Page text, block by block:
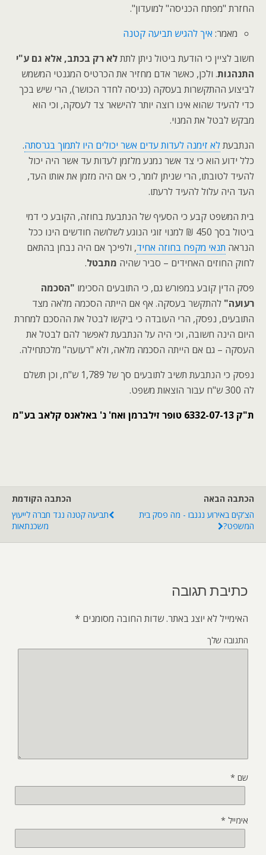
החזרת "מפתח הכניסה" למועדון".
מאמר: איך להגיש תביעה קטנה
חשוב לציין כי הודעת ביטול ניתן לתתלא רק בכתב, אלא גם ע"י
התנהגות. ולכן, כאשר אדם מחזיר את הכרטיס המגנטי המשמש
לביצוע ההתקשרות בעסקה (כניסה לחדר הכושר), הרי שיש בכך
כדי להעיד שהוא אינו רוצה יותר להישאר צד לעסקה, וכי הוא
מבקש לבטל את המנוי.
הנתבעתלא זימנה לעדות עדים אשר יכולים היו לתמוך בגרסתה.
כלל ידוע הוא כי צד אשר נמנע מלזמן לעדות עד אשר היה יכול
להעיד לטובתו, הרי שניתן לומר, כי אם היה מזמן את אותו העד,
העד היה עלול להעיד לרעתו.
בית המשפט קבע כי הסעיף של הנתבעת בחוזה, הקובע כי דמי
ביטול בסך 450 ₪ למנוי זוגי הנוגע לשלושה חודשים הינו ככל
הנראה תנאי מקפח בחוזה אחיד, ולפיכך אם היה נבחן בהתאם
לחוק החוזים האחידים – סביר שהיה מתבטל.
פסק הדין קובע במפורש גם, כי התובעים הסכימו "הסכמה
רעועה" להתקשר בעסקה. אף אם הייתה הסכמה מלאה מצד
התובעים, נפסק, הרי העובדה כי ביקשו לבטל את ההסכם למחרת
היום הינה חשובה, וכי היה על הנתבעת לאפשר להם לבטל את
העסקה – גם אם הייתה הסכמה מלאה, ולא "רעועה" מלכתחילה.
נפסק כי הנתבעת תשיב לתובעים סך של 1,789 ש"ח, וכן תשלם
לה 300 ש"ח עבור הוצאות משפט.
ת"ק 6332-07-13 טופר זילברמן ואח' נ' באלאנס קלאב בע"מ
הכתבה הקודמת
תביעה קטנה נגד חברה לייעוץ
משכנתאות
הכתבה הבאה
הצ'קים באירוע נגנבו - מה פסק בית
המשפט?
כתיבת תגובה
האימייל לא יוצג באתר.שדות החובה מסומנים *
התגובה שלך
שם *
אימייל *